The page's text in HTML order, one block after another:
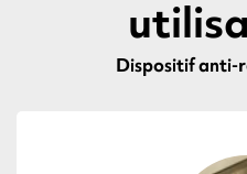
Dispositif anti-